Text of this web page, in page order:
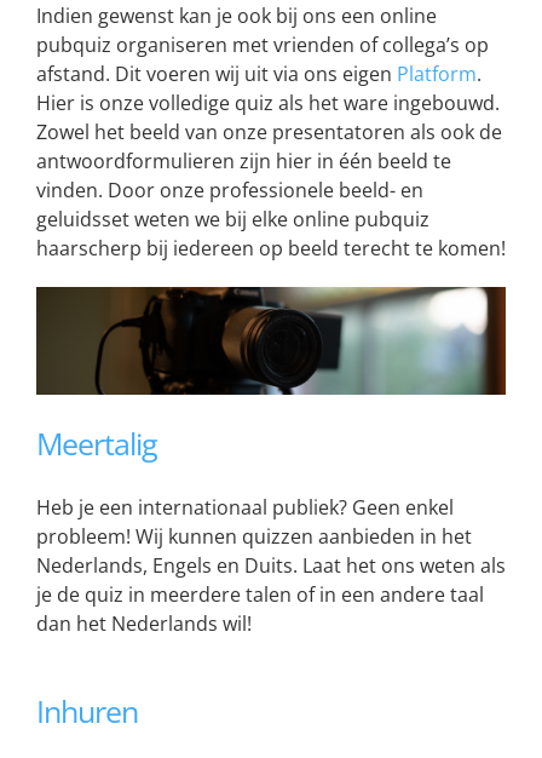
Indien gewenst kan je ook bij ons een online
pubquiz organiseren met vrienden of collega’s op
afstand. Dit voeren wij uit via ons eigen Platform.
Hier is onze volledige quiz als het ware ingebouwd.
Zowel het beeld van onze presentatoren als ook de
antwoordformulieren zijn hier in één beeld te
vinden. Door onze professionele beeld- en
geluidsset weten we bij elke online pubquiz
haarscherp bij iedereen op beeld terecht te komen!
Meertalig
Heb je een internationaal publiek? Geen enkel
probleem! Wij kunnen quizzen aanbieden in het
Nederlands, Engels en Duits. Laat het ons weten als
je de quiz in meerdere talen of in een andere taal
dan het Nederlands wil!
Inhuren